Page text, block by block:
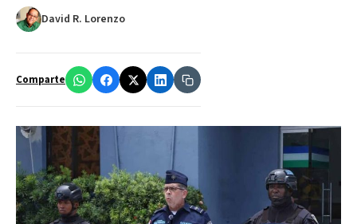
David R. Lorenzo
Comparte